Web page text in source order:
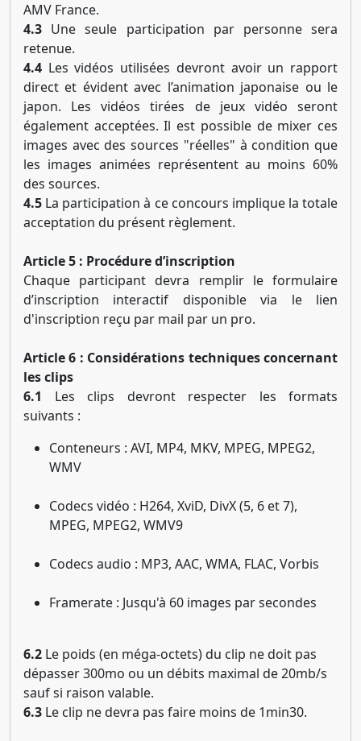
AMV France.
4.3 Une seule participation par personne sera
retenue.
4.4 Les vidéos utilisées devront avoir un rapport
direct et évident avec l’animation japonaise ou le
japon. Les vidéos tirées de jeux vidéo seront
également acceptées. Il est possible de mixer ces
images avec des sources "réelles" à condition que
les images animées représentent au moins 60%
des sources.
4.5 La participation à ce concours implique la totale
acceptation du présent règlement.
Article 5 : Procédure d’inscription
Chaque participant devra remplir le formulaire
d’inscription interactif disponible via le lien
d'inscription reçu par mail par un pro.
Article 6 : Considérations techniques concernant
les clips
6.1 Les clips devront respecter les formats
suivants :
Conteneurs : AVI, MP4, MKV, MPEG, MPEG2,
WMV
Codecs vidéo : H264, XviD, DivX (5, 6 et 7),
MPEG, MPEG2, WMV9
Codecs audio : MP3, AAC, WMA, FLAC, Vorbis
Framerate : Jusqu'à 60 images par secondes
6.2 Le poids (en méga-octets) du clip ne doit pas
dépasser 300mo ou un débits maximal de 20mb/s
sauf si raison valable.
6.3 Le clip ne devra pas faire moins de 1min30.